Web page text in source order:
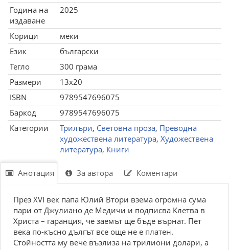
Година на
издаване
2025
Корици
меки
Език
български
Тегло
300 грама
Размери
13x20
ISBN
9789547696075
Баркод
9789547696075
Категории
Трилъри, Световна проза, Преводна
художествена литература, Художествена
литература, Книги
Анотация За автора Коментари
През XVI век папа Юлий Втори взема огромна сума
пари от Джулиано де Медичи и подписва Клетва в
Христа – гаранция, че заемът ще бъде върнат. Пет
века по-късно дългът все още не е платен.
Стойността му вече възлиза на трилиони долари, а